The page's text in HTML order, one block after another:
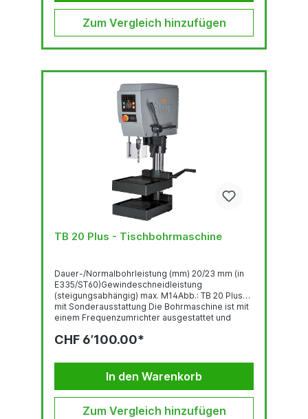
Zum Vergleich hinzufügen
TB 20 Plus - Tischbohrmaschine
Dauer-/Normalbohrleistung (mm) 20/23 mm (in
E335/ST60)Gewindeschneidleistung
(steigungsabhängig) max. M14Abb.: TB 20 Plus
mit Sonderausstattung Die Bohrmaschine ist mit
einem Frequenzumrichter ausgestattet und
A1:2017.GewindeschneideinrichtungBedienpanel
hochwertige Bohrkopf-Haube mit ergonomisch
geneigter FrontLED-BeleuchtungSchnell...
CHF 6’100.00*
In den Warenkorb
Zum Vergleich hinzufügen